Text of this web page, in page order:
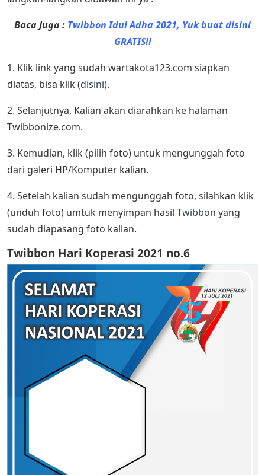
Baca Juga : Twibbon Idul Adha 2021, Yuk buat disini
GRATIS!!
1. Klik link yang sudah wartakota123.com siapkan
diatas, bisa klik (disini).
2. Selanjutnya, Kalian akan diarahkan ke halaman
Twibbonize.com.
3. Kemudian, klik (pilih foto) untuk mengunggah foto
dari galeri HP/Komputer kalian.
4. Setelah kalian sudah mengunggah foto, silahkan klik
(unduh foto) umtuk menyimpan hasil Twibbon yang
sudah diapasang foto kalian.
Twibbon Hari Koperasi 2021 no.6